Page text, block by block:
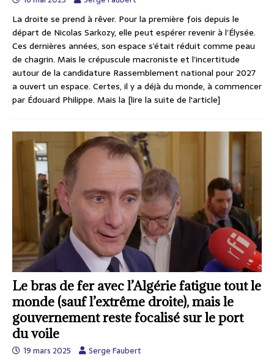
La droite se prend à rêver. Pour la première fois depuis le
départ de Nicolas Sarkozy, elle peut espérer revenir à l’Élysée.
Ces dernières années, son espace s’était réduit comme peau
de chagrin. Mais le crépuscule macroniste et l’incertitude
autour de la candidature Rassemblement national pour 2027
a ouvert un espace. Certes, il y a déjà du monde, à commencer
par Édouard Philippe. Mais la [lire la suite de l'article]
Le bras de fer avec l’Algérie fatigue tout le
monde (sauf l’extrême droite), mais le
gouvernement reste focalisé sur le port
du voile
19 mars 2025 Serge Faubert